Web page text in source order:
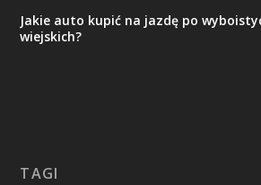
Jakie auto kupić na jazdę po
wiejskich?
TAGI